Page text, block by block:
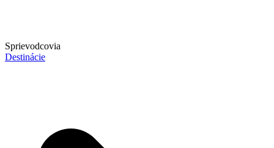
Sprievodcovia
Destinácie